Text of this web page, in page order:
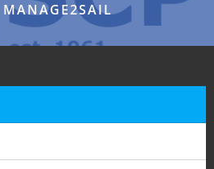
MANAGE2SAIL